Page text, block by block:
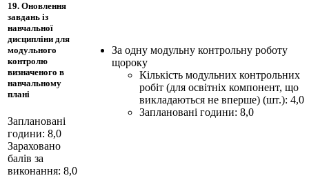
19. Оновлення
завдань із
навчальної
дисципліни для
модульного
контролю
визначеного в
навчальному
плані
Заплановані
години: 8,0
Зараховано
балів за
виконання: 8,0
За одну модульну контрольну роботу
щороку
Кількість модульних контрольних
робіт (для освітніх компонент, що
викладаються не вперше) (шт.): 4,0
Заплановані години: 8,0